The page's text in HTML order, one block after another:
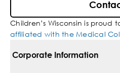
Children’s Wisconsin is proud
affiliated with the Medical
Corporate Information